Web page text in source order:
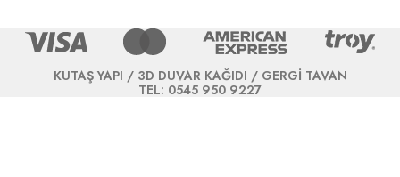
KUTAŞ YAPI / 3D DUVAR KAĞIDI / GERGİ TAVAN
TEL: 0545 950 9227